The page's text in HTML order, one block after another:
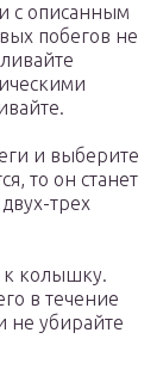
с описанным
побегов не
и выберите
то он станет
трех
к колышку.
в течение
не убирайте